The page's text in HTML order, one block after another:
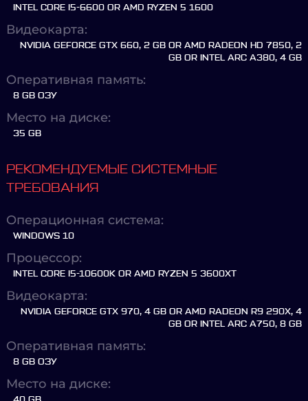
INTEL CORE I5-6600 OR AMD RYZEN 5 1600
Видеокарта:
NVIDIA GEFORCE GTX 660, 2 GB OR AMD RADEON HD 7850, 2
GB OR INTEL ARC A380, 4 GB
Оперативная память:
8 GB ОЗУ
Место на диске:
35 GB
РЕКОМЕНДУЕМЫЕ СИСТЕМНЫЕ
ТРЕБОВАНИЯ
Операционная система:
WINDOWS 10
Процессор:
INTEL CORE I5-10600K OR AMD RYZEN 5 3600XT
Видеокарта:
NVIDIA GEFORCE GTX 970, 4 GB OR AMD RADEON R9 290X, 4
GB OR INTEL ARC A750, 8 GB
Оперативная память:
8 GB ОЗУ
Место на диске: